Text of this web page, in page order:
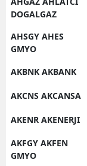
DOGALGAZ
AHSGY AHES
GMYO
AKBNK AKBANK
AKCNS AKCANSA
AKENR AKENERJI
AKFGY AKFEN
GMYO